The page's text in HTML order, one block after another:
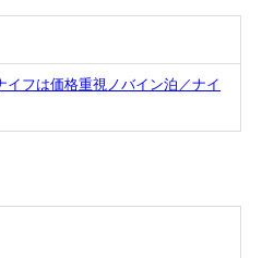
フは価格重視ノバイン泊／ナイ